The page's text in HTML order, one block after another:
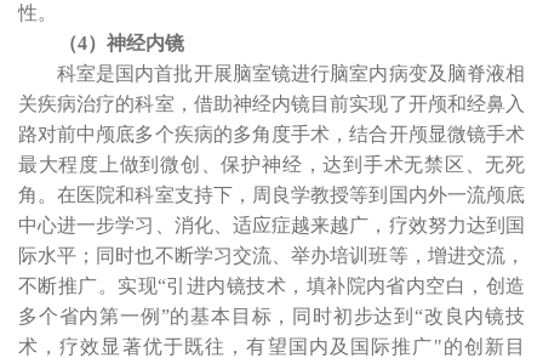
性。
（4）神经内镜
科室是国内首批开展脑室镜进行脑室内病变及脑脊液相
关疾病治疗的科室，借助神经内镜目前实现了开颅和经鼻入
路对前中颅底多个疾病的多角度手术，结合开颅显微镜手术
最大程度上做到微创、保护神经，达到手术无禁区、无死
角。在医院和科室支持下，周良学教授等到国内外一流颅底
中心进一步学习、消化、适应症越来越广，疗效努力达到国
际水平；同时也不断学习交流、举办培训班等，增进交流，
不断推广。实现“引进内镜技术，填补院内省内空白，创造
多个省内第一例”的基本目标，同时初步达到“改良内镜技
术，疗效显著优于既往，有望国内及国际推广"的创新目